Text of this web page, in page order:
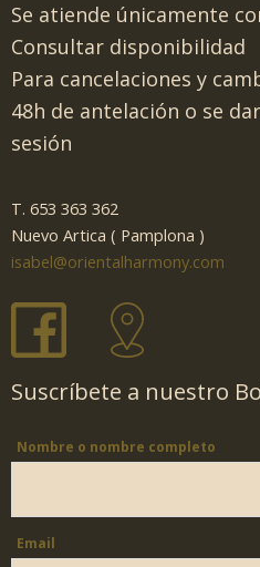
Se atiende únicamente
Consultar disponibilidad
Para cancelaciones y
48h de antelación o se
sesión
T. 653 363 362
Nuevo Artica ( Pamplona )
isabel@orientalharmony.com
Suscríbete a nuestro
Nombre o nombre completo
Email